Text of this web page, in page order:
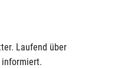
Laufend über
informiert.